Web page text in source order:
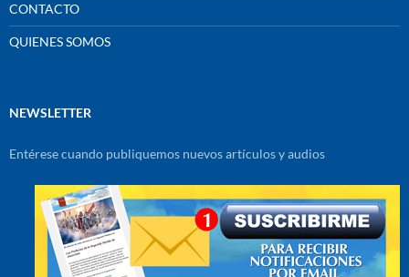
CONTACTO
QUIENES SOMOS
NEWSLETTER
Entérese cuando publiquemos nuevos artículos y audios